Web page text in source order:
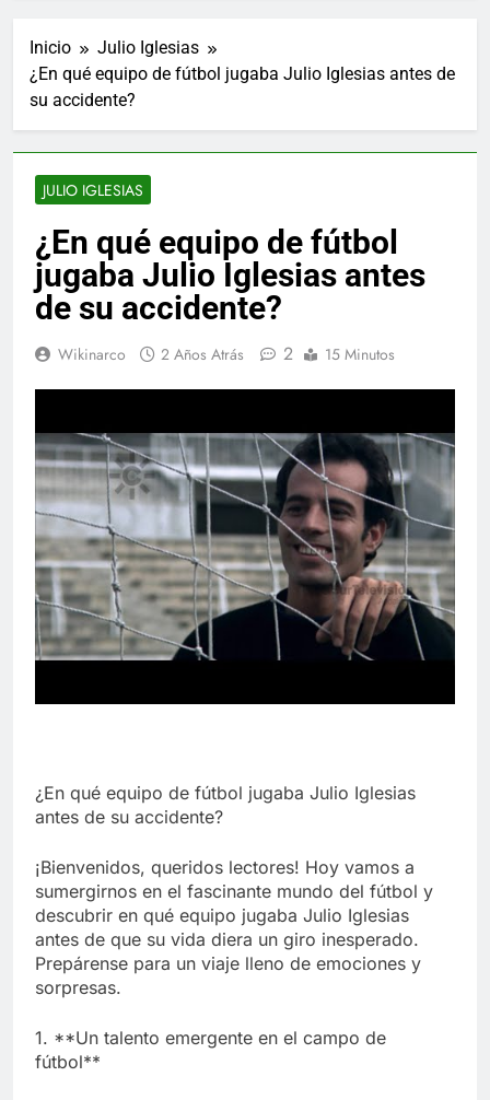
Inicio
Julio Iglesias
¿En qué equipo de fútbol jugaba Julio Iglesias antes de
su accidente?
JULIO IGLESIAS
¿En qué equipo de fútbol
jugaba Julio Iglesias antes
de su accidente?
Wikinarco 2 Años Atrás 2 15 Minutos
¿En qué equipo de fútbol jugaba Julio Iglesias
antes de su accidente?
¡Bienvenidos, queridos lectores! Hoy vamos a
sumergirnos en el fascinante mundo del fútbol y
descubrir en qué equipo jugaba Julio Iglesias
antes de que su vida diera un giro inesperado.
Prepárense para un viaje lleno de emociones y
sorpresas.
1. **Un talento emergente en el campo de
fútbol**